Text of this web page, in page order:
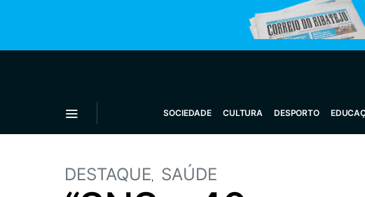
SOCIEDADE CULTURA DESPORTO
DESTAQUE SAÚDE